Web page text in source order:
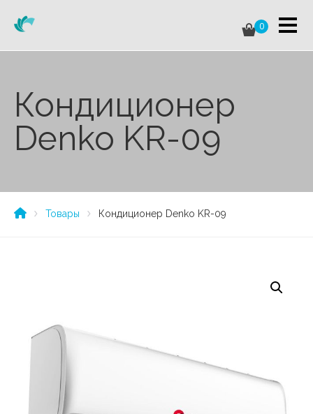
0
Кондиционер
Denko KR-09
Товары Кондиционер Denko KR-09